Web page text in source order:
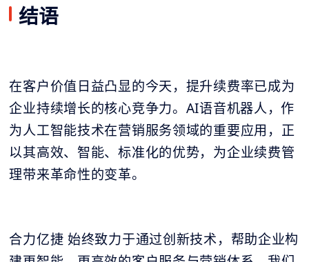
结语
在客户价值日益凸显的今天，提升续费率已成为
企业持续增长的核心竞争力。AI语音机器人，作
为人工智能技术在营销服务领域的重要应用，正
以其高效、智能、标准化的优势，为企业续费管
理带来革命性的变革。
合力亿捷 始终致力于通过创新技术，帮助企业构